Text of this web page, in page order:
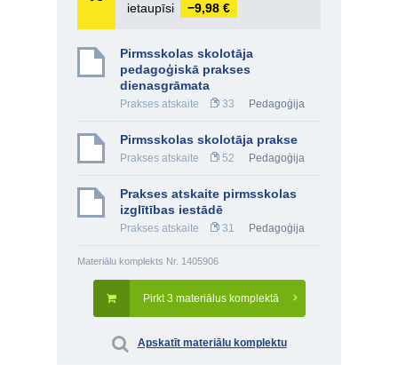
ietaupīsi
−9,98 €
Pirmsskolas skolotāja
pedagoģiskā prakses
dienasgrāmata
Prakses atskaite 33 Pedagoģija
Pirmsskolas skolotāja prakse
Prakses atskaite 52 Pedagoģija
Prakses atskaite pirmsskolas
izglītības iestādē
Prakses atskaite 31 Pedagoģija
Materiālu komplekts Nr. 1405906
Pirkt 3 materiālus komplektā
Apskatīt materiālu komplektu